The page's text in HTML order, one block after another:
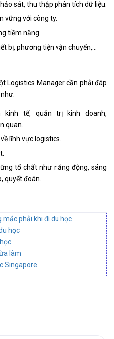
sát, thu thập phân tích dữ liệu.
vững với công ty.
tiềm năng.
bị, phương tiện vận chuyển,…
Logistics Manager cần phải đáp
kinh tế, quản trị kinh doanh,
quan.
lĩnh vực logistics.
tố chất như năng động, sáng
quyết đoán.
mắc phải khi đi du học
học
làm
Singapore